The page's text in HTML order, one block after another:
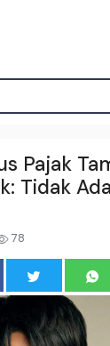
Pajak
Tidak
78